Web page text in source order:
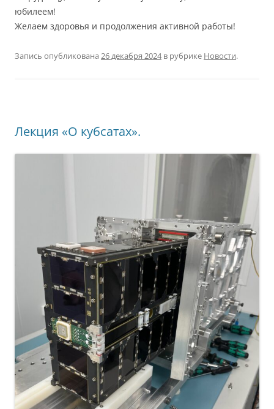
юбилеем!
Желаем здоровья и продолжения активной работы!
Запись опубликована 26 декабря 2024в рубрике Новости.
Лекция «О кубсатах».